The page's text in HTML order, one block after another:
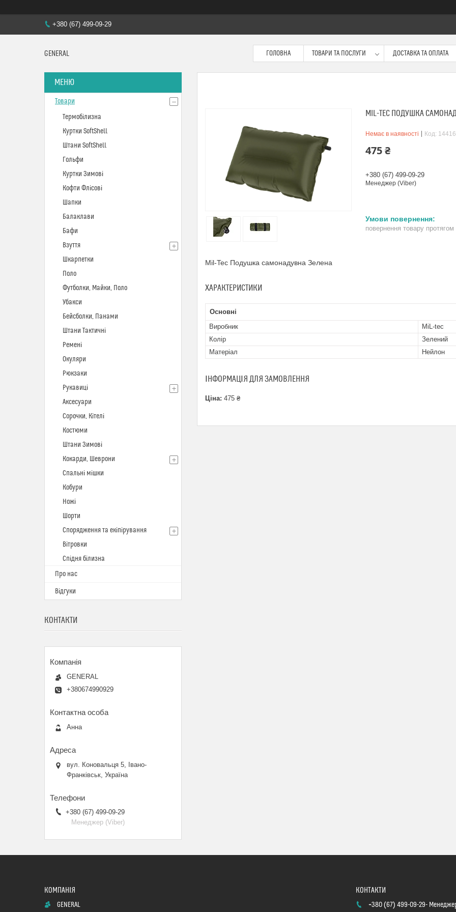
+380 (67) 499-09-29
GENERAL ГОЛОВНА ТОВАРИ ТА ПОСЛУГИ ДОСТАВКА ТА ОПЛАТА
MIL-TEC ПОДУШКА
Немає в наявності Код:
475 ₴
+380 (67) 499-09-29
Менеджер (Viber)
повернення товару протягом
Mil-Tec Подушка самонадувна Зелена
ХАРАКТЕРИСТИКИ
Основні
Виробник
MiL-tec
Колір
Зелений
Матеріал
Нейлон
ІНФОРМАЦІЯ ДЛЯ ЗАМОВЛЕННЯ
Ціна: 475 ₴
Товари
Термобілизна
Куртки SoftShell
Штани SoftShell
Гольфи
Куртки Зимові
Кофти Флісові
Шапки
Балаклави
Бафи
Взуття
Шкарпетки
Поло
Футболки, Майки, Поло
Убакси
Бейсболки, Панами
Штани Тактичні
Ремені
Окуляри
Рюкзаки
Рукавиці
Аксесуари
Сорочки, Кітелі
Костюми
Штани Зимові
Кокарди, Шеврони
Спальні мішки
Кобури
Ножі
Шорти
Спорядження та екіпірування
Вітровки
Спідня білизна
Про нас
Відгуки
КОНТАКТИ
GENERAL
+380674990929
Анна
вул. Коновальця 5, Івано-
Франківськ, Україна
+380 (67) 499-09-29
Менеджер (Viber)
GENERAL +380 (67) 499-09-29